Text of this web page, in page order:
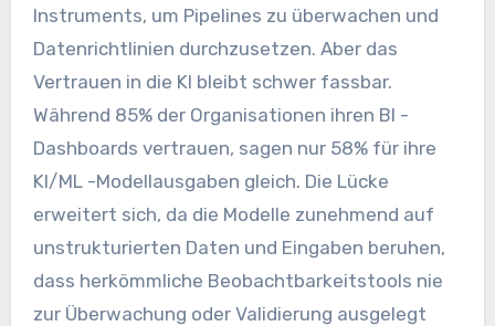
Instruments, um Pipelines zu überwachen und
Datenrichtlinien durchzusetzen. Aber das
Vertrauen in die KI bleibt schwer fassbar.
Während 85% der Organisationen ihren BI -
Dashboards vertrauen, sagen nur 58% für ihre
KI/ML -Modellausgaben gleich. Die Lücke
erweitert sich, da die Modelle zunehmend auf
unstrukturierten Daten und Eingaben beruhen,
dass herkömmliche Beobachtbarkeitstools nie
zur Überwachung oder Validierung ausgelegt